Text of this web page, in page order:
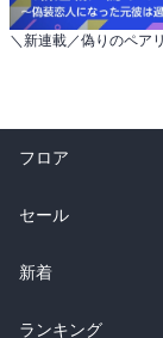
フロア
総合
ラノベ
雑誌・グラビア
セール
総合
ラノベ
新着
総合
ランキング